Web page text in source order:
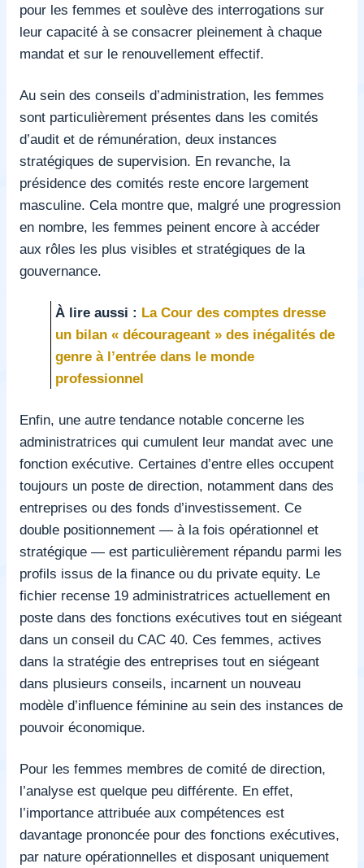
pour les femmes et soulève des interrogations sur
leur capacité à se consacrer pleinement à chaque
mandat et sur le renouvellement effectif.
Au sein des conseils d’administration, les femmes
sont particulièrement présentes dans les comités
d’audit et de rémunération, deux instances
stratégiques de supervision. En revanche, la
présidence des comités reste encore largement
masculine. Cela montre que, malgré une progression
en nombre, les femmes peinent encore à accéder
aux rôles les plus visibles et stratégiques de la
gouvernance.
À lire aussi : La Cour des comptes dresse
un bilan « décourageant » des inégalités de
genre à l’entrée dans le monde
professionnel
Enfin, une autre tendance notable concerne les
administratrices qui cumulent leur mandat avec une
fonction exécutive. Certaines d’entre elles occupent
toujours un poste de direction, notamment dans des
entreprises ou des fonds d’investissement. Ce
double positionnement — à la fois opérationnel et
stratégique — est particulièrement répandu parmi les
profils issus de la finance ou du private equity. Le
fichier recense 19 administratrices actuellement en
poste dans des fonctions exécutives tout en siégeant
dans un conseil du CAC 40. Ces femmes, actives
dans la stratégie des entreprises tout en siégeant
dans plusieurs conseils, incarnent un nouveau
modèle d’influence féminine au sein des instances de
pouvoir économique.
Pour les femmes membres de comité de direction,
l’analyse est quelque peu différente. En effet,
l’importance attribuée aux compétences est
davantage prononcée pour des fonctions exécutives,
par nature opérationnelles et disposant uniquement